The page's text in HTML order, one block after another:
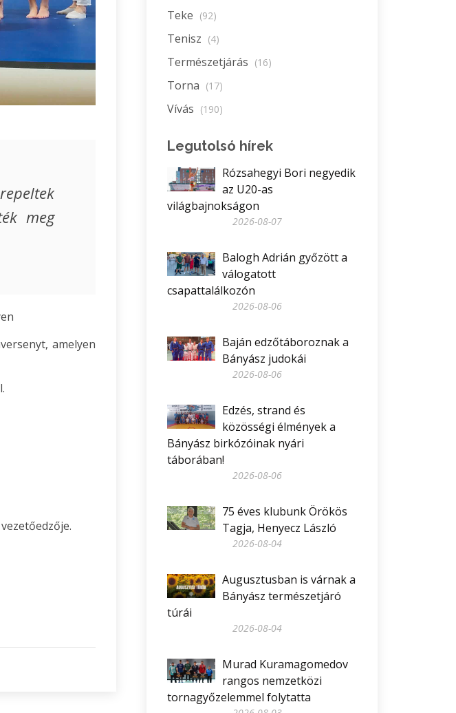
meg
amelyen
Teke (92)
Tenisz (4)
Természetjárás (16)
Torna (17)
Vívás (190)
Legutolsó hírek
Rózsahegyi Bori negyedik
az U20-as
világbajnokságon
2026-08-07
Balogh Adrián győzött a
válogatott
csapattalálkozón
2026-08-06
Baján edzőtáboroznak a
Bányász judokái
2026-08-06
Edzés, strand és
közösségi élmények a
Bányász birkózóinak nyári
táborában!
2026-08-06
75 éves klubunk Örökös
Tagja, Henyecz László
2026-08-04
Augusztusban is várnak a
Bányász természetjáró
túrái
2026-08-04
Murad Kuramagomedov
rangos nemzetközi
tornagyőzelemmel folytatta